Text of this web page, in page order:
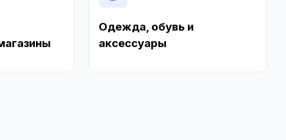
Одежда, обувь и
аксессуары